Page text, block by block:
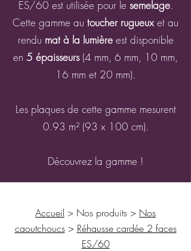
ES/60 est utilisée pour le semelage.
Cette gamme au toucher rugueuxet au
rendu mat à la lumièreest disponible
en 5 épaisseurs(4 mm, 6 mm, 10 mm,
16 mm et 20 mm).
Les plaques de cette gamme mesurent
0.93 m² (93 x 100 cm).
Découvrez la gamme !
Accueil > Nos produits > Nos
caoutchoucs> Réhausse cardée 2 faces
ES/60